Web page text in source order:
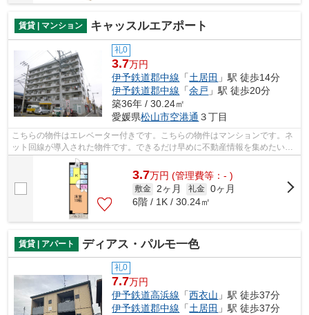
賃貸 | マンション キャッスルエアポート
礼0
3.7万円
伊予鉄道郡中線 「土居田 」駅 徒歩14分
伊予鉄道郡中線 「余戸 」駅 徒歩20分
築36年 / 30.24㎡
愛媛県松山市空港通 ３丁目
こちらの物件はエレベーター付きです。こちらの物件はマンションです。ネ
ット回線が導入された物件です。できるだけ早めに不動産情報を集めたい方
は当社スタッフまでご連絡ください。...
3.7万円 (管理費等：- )
敷金 2ヶ月 礼金 0ヶ月
6階 / 1K / 30.24㎡
賃貸 | アパート ディアス・パルモ一色
礼0
7.7万円
伊予鉄道高浜線 「西衣山 」駅 徒歩37分
伊予鉄道郡中線 「土居田 」駅 徒歩37分